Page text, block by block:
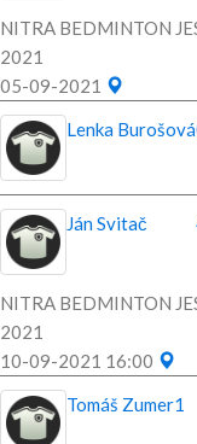
NITRA BEDMINTON
2021
05-09-2021
Lenka Burošová
Ján Svitač
NITRA BEDMINTON
2021
10-09-2021 16:00
Tomáš Zumer1